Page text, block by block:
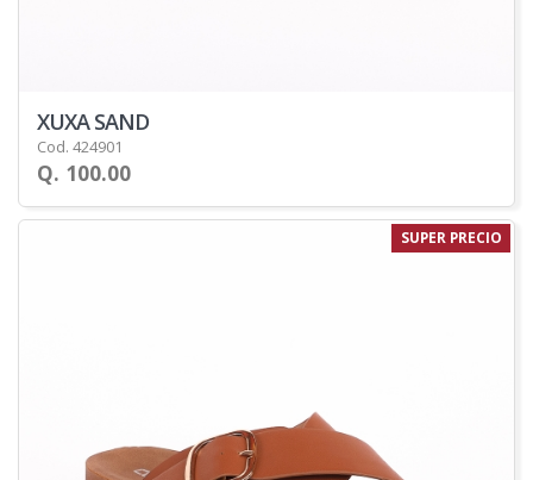
XUXA SAND
Cod. 424901
Q. 100.00
SUPER PRECIO